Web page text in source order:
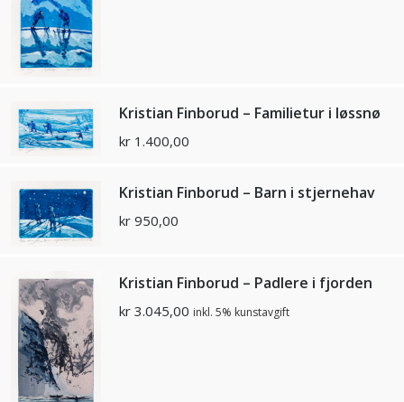
Kristian Finborud – Familietur i løssnø
kr 1.400,00
Kristian Finborud – Barn i stjernehav
kr 950,00
Kristian Finborud – Padlere i fjorden
kr 3.045,00 inkl. 5% kunstavgift